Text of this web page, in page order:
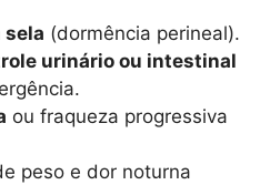
sela (dormência perineal).
urinário ou intestinal
ou fraqueza progressiva
peso e dor noturna